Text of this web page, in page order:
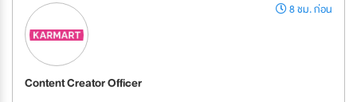
8 ชม. ก่อน
Content Creator Officer